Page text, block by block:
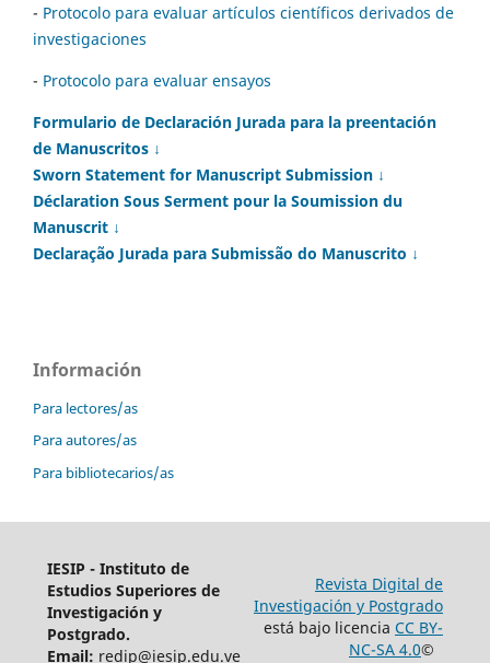
- Protocolo para evaluar artículos científicos derivados de
investigaciones
- Protocolo para evaluar ensayos
Formulario de Declaración Jurada para la preentación
de Manuscritos ↓
Sworn Statement for Manuscript Submission ↓
Déclaration Sous Serment pour la Soumission du
Manuscrit ↓
Declaração Jurada para Submissão do Manuscrito ↓
Información
Para lectores/as
Para autores/as
Para bibliotecarios/as
IESIP - Instituto de
Estudios Superiores de
Investigación y
Postgrado.
Email: redip@iesip.edu.ve
Revista Digital de
Investigación y Postgrado
está bajo licencia CC BY-
NC-SA 4.0©